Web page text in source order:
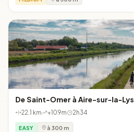
De Saint-Omer à Aire-sur-la-Lys
22.1 km +109m 2h34
EASY à 300 m